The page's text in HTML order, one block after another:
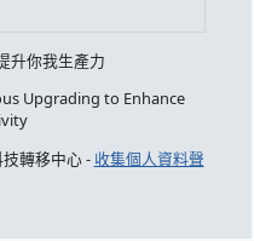
升你我生產力
Upgrading to Enhance
轉移中心 - 收集個人資料聲